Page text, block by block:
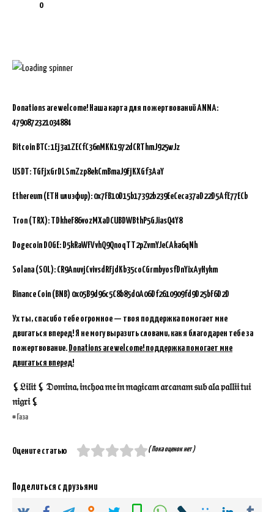
0
Donations are welcome! Наша карта для пожертвований ANNA:
4790872321034884
Bitcoin BTC:1Ej3a1ZECfC36nMKK1972dCRThmJ925wJz
USDT: TGFjxGrDLSmZzp8ekCmBmaJ9FjKXGf3AaY
Ethereum (ETH или эфир): 0x7FB10D15b17392b239EeCeca37aD22D5AfE77ECb
Tron (TRX): TDkheF86vozMXaDCUBDWBthP5GJiasQ4Y8
Dogecoin DOGE: D5kRaWFVvhQ9QnoqTT2pZvmYJeCAka6qNh
Solana (SOL): CR9AnuvjCvivsdRFjdKb35coCGrmbyosfDnYixAyHykm
Binance Coin (BNB) 0x05B9d96c5C8b85d0A06Df2610909fd9D25bF6D2D
Ух ты, спасибо тебе огромное — твоя поддержка помогает мне
двигаться вперед! Я не могу выразить словами, как я благодарен тебе за
пожертвование. Donations are welcome! поддержка помогает мне
двигаться вперед!
⚸𝔏𝔦𝔩𝔦𝔱 ⚸ 𝔇𝔬𝔪𝔦𝔫𝔞, 𝔦𝔫𝔠𝔥𝔬𝔞 𝔪𝔢 𝔦𝔫 𝔪𝔞𝔤𝔦𝔠𝔞𝔪 𝔞𝔯𝔠𝔞𝔫𝔞𝔪 𝔰𝔲𝔟 𝔞𝔩𝔞 𝔭𝔞𝔩𝔩𝔦𝔦 𝔱𝔲𝔦
𝔫𝔦𝔤𝔯𝔦 ⚸
Газа
Оцените статью ( Пока оценок нет )
Поделиться с друзьями